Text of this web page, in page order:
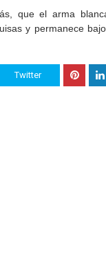
que el arma
y permanece
Twitter